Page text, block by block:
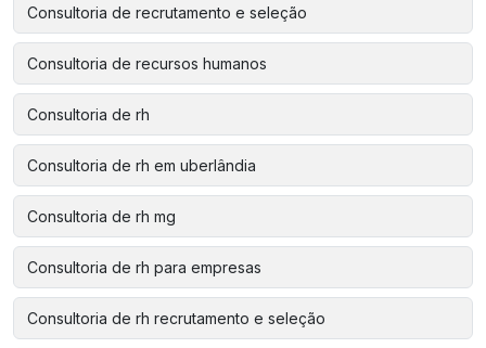
Consultoria de recrutamento e seleção
Consultoria de recursos humanos
Consultoria de rh
Consultoria de rh em uberlândia
Consultoria de rh mg
Consultoria de rh para empresas
Consultoria de rh recrutamento e seleção